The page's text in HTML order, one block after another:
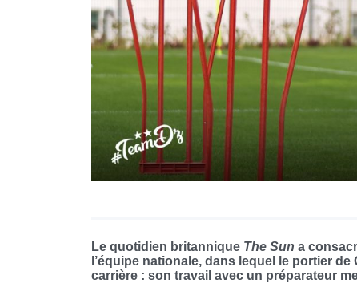
Le quotidien britannique The Sun a
l’équipe nationale, dans lequel le portier
carrière : son travail avec un préparateur